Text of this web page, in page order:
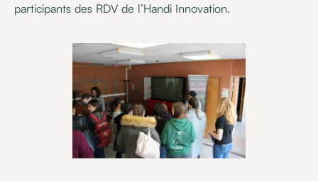
participants des RDV de l’Handi Innovation.